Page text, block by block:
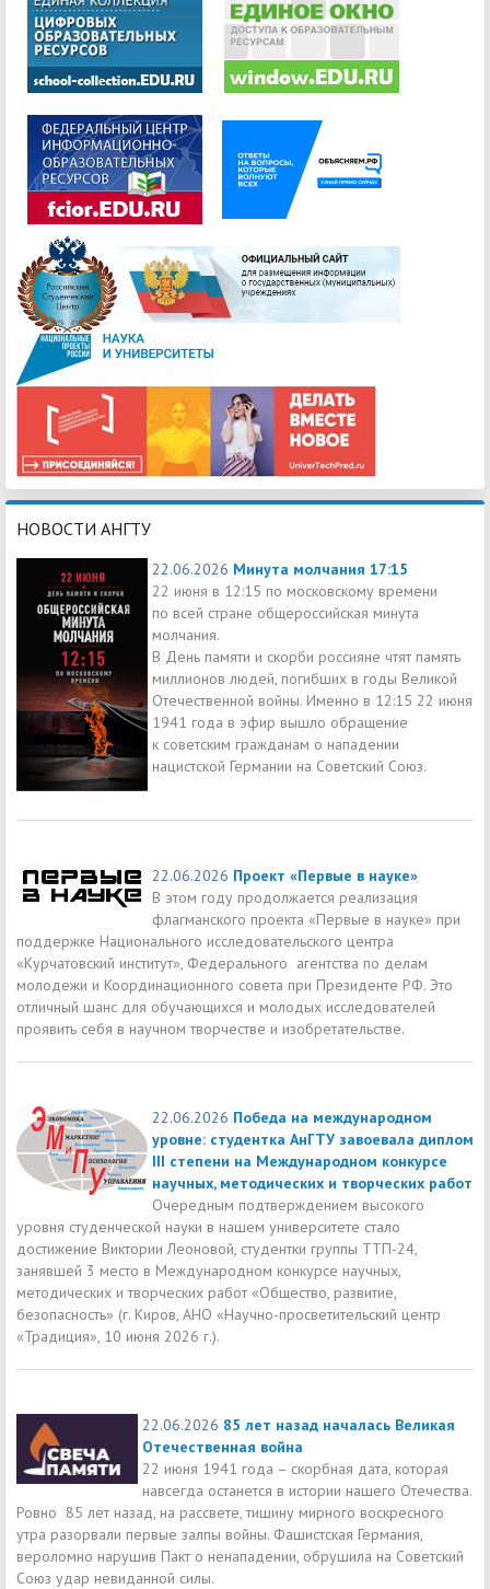
НОВОСТИ АНГТУ
22.06.2026 Минута молчания 17:15
22 июня в 12:15 по московскому времени
по всей стране общероссийская минута
молчания.
В День памяти и скорби россияне чтят память
миллионов людей, погибших в годы Великой
Отечественной войны. Именно в 12:15 22 июня
1941 года в эфир вышло обращение
к советским гражданам о нападении
нацистской Германии на Советский Союз.
22.06.2026 Проект «Первые в науке»
В этом году продолжается реализация
флагманского проекта «Первые в науке» при
поддержке Национального исследовательского центра
«Курчатовский институт», Федерального агентства по делам
молодежи и Координационного совета при Президенте РФ. Это
отличный шанс для обучающихся и молодых исследователей
проявить себя в научном творчестве и изобретательстве.
22.06.2026 Победа на международном
уровне: студентка АнГТУ завоевала диплом
III степени на Международном конкурсе
научных, методических и творческих работ
Очередным подтверждением высокого
уровня студенческой науки в нашем университете стало
достижение Виктории Леоновой, студентки группы ТТП-24,
занявшей 3 место в Международном конкурсе научных,
методических и творческих работ «Общество, развитие,
безопасность» (г. Киров, АНО «Научно-просветительский центр
«Традиция», 10 июня 2026 г.).
22.06.2026 85 лет назад началась Великая
Отечественная война
22 июня 1941 года – скорбная дата, которая
навсегда останется в истории нашего Отечества.
Ровно 85 лет назад, на рассвете, тишину мирного воскресного
утра разорвали первые залпы войны. Фашистская Германия,
вероломно нарушив Пакт о ненападении, обрушила на Советский
Союз удар невиданной силы.